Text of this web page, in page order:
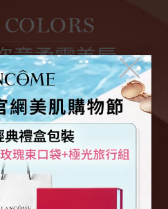
意柔霧美唇
#248 #274
╳